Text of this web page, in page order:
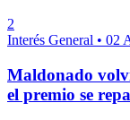
2
Interés General • 02
Maldonado
el premio se